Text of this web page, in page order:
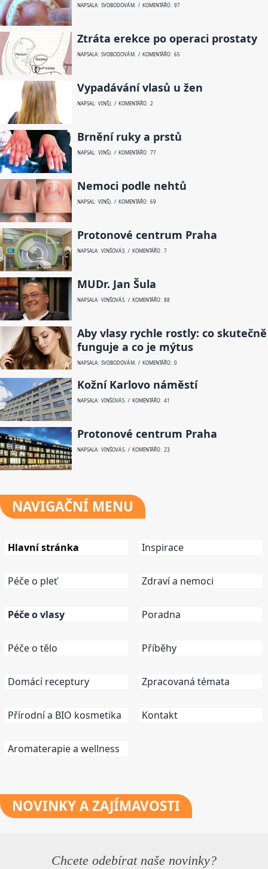
NAPSALA: SVOBODOVÁ M. / KOMENTÁŘŮ: 97
Ztráta erekce po operaci prostaty
NAPSALA: SVOBODOVÁ M. / KOMENTÁŘŮ: 65
Vypadávání vlasů u žen
NAPSAL: VINŠ J. / KOMENTÁŘŮ: 2
Brnění ruky a prstů
NAPSAL: VINŠ J. / KOMENTÁŘŮ: 77
Nemoci podle nehtů
NAPSAL: VINŠ J. / KOMENTÁŘŮ: 69
Protonové centrum Praha
NAPSALA: VINŠOVÁ S. / KOMENTÁŘŮ: 7
MUDr. Jan Šula
NAPSALA: VINŠOVÁ S. / KOMENTÁŘŮ: 88
Aby vlasy rychle rostly: co skutečně
funguje a co je mýtus
NAPSALA: SVOBODOVÁ M. / KOMENTÁŘŮ: 0
Kožní Karlovo náměstí
NAPSALA: VINŠOVÁ S. / KOMENTÁŘŮ: 41
Protonové centrum Praha
NAPSALA: VINŠOVÁ S. / KOMENTÁŘŮ: 23
NAVIGAČNÍ MENU
Hlavní stránka
Péče o pleť
Péče o vlasy
Péče o tělo
Domácí receptury
Přírodní a BIO kosmetika
Aromaterapie a wellness
Inspirace
Zdraví a nemoci
Poradna
Příběhy
Zpracovaná témata
Kontakt
NOVINKYA ZAJÍMAVOSTI
Chcete odebírat naše novinky?